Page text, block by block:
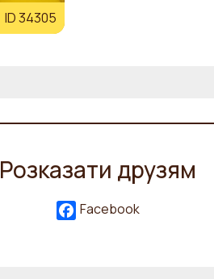
ID 34305
Розказати друзям
Facebook